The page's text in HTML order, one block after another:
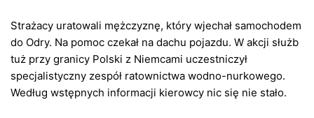
Strażacy uratowali mężczyznę, który wjechał samochodem
do Odry. Na pomoc czekał na dachu pojazdu. W akcji służb
tuż przy granicy Polski z Niemcami uczestniczył
specjalistyczny zespół ratownictwa wodno-nurkowego.
Według wstępnych informacji kierowcy nic się nie stało.